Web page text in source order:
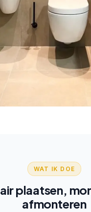
WAT IK DOE
plaatsen,
afmonteren